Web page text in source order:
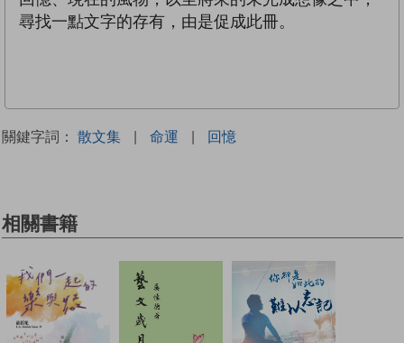
尋找一點文字的存有，由是促成此冊。
關鍵字詞： 散文集 | 命運 | 回憶
相關書籍